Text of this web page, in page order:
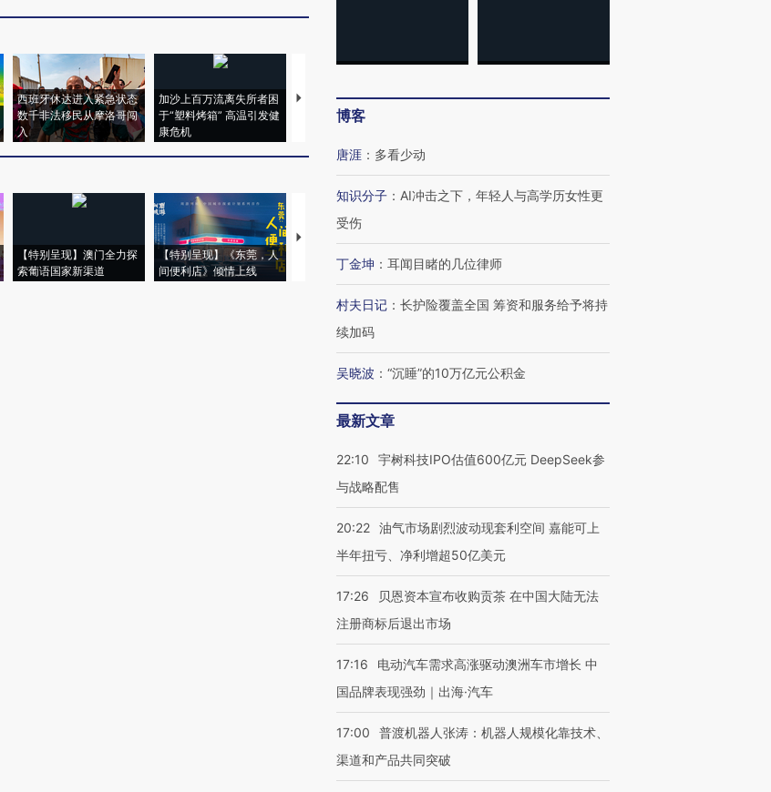
西班牙休达进入紧急状态
数千非法移民从摩洛哥闯
入
加沙上百万流离失所者困
于“塑料烤箱” 高温引发健
康危机
视线｜HYROX的吸金
术：是什么让中产们甘
马航飞行员跨国走私7万
视线｜被称为“蟑螂”的印
【特别呈现】澳门全力探
索葡语国家新渠道
【特别呈现】《东莞，人
间便利店》倾情上线
【推广】走进第四届链博
会，让数智科技“链”接产
【特别呈现】寻找100种
有意思的生活方式·第三对
博客
唐涯 ： 多看少动
知识分子 ： AI冲击之下，年轻人与高学历女性更
受伤
丁金坤 ： 耳闻目睹的几位律师
村夫日记 ： 长护险覆盖全国 筹资和服务给予将持
续加码
吴晓波 ： “沉睡”的10万亿元公积金
最新文章
22:10
宇树科技IPO估值600亿元 DeepSeek参
与战略配售
20:22 油气市场剧烈波动现套利空间 嘉能可上
半年扭亏、净利增超50亿美元
17:26
贝恩资本宣布收购贡茶 在中国大陆无法
注册商标后退出市场
17:16
电动汽车需求高涨驱动澳洲车市增长 中
国品牌表现强劲｜出海·汽车
17:00
普渡机器人张涛：机器人规模化靠技术、
渠道和产品共同突破